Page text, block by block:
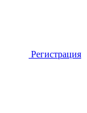
Регистрация